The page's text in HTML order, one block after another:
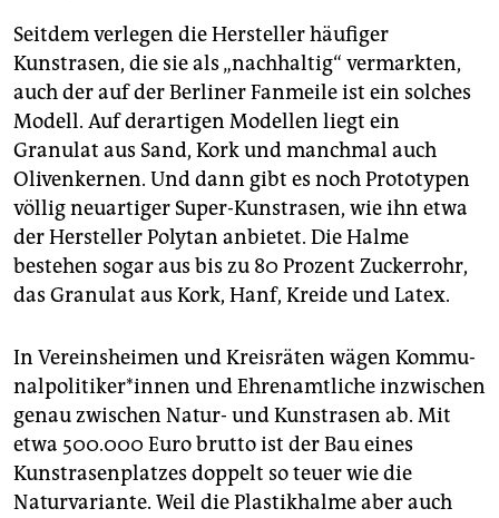
Seitdem verlegen die Hersteller häufiger
Kunstrasen, die sie als „nachhaltig“ vermarkten,
auch der auf der Berliner Fanmeile ist ein solches
Modell. Auf derartigen Modellen liegt ein
Granulat aus Sand, Kork und manchmal auch
Olivenkernen. Und dann gibt es noch Prototypen
völlig neuartiger Super-Kunstrasen, wie ihn etwa
der Hersteller Polytan anbietet. Die Halme
bestehen sogar aus bis zu 80 Prozent Zuckerrohr,
das Granulat aus Kork, Hanf, Kreide und Latex.
In Vereinsheimen und Kreisräten wägen Kom­mu­
nal­po­li­ti­ke­r*in­nen und Ehrenamtliche inzwischen
genau zwischen Natur- und Kunstrasen ab. Mit
etwa 500.000 Euro brutto ist der Bau eines
Kunstrasenplatzes doppelt so teuer wie die
Naturvariante. Weil die Plastikhalme aber auch